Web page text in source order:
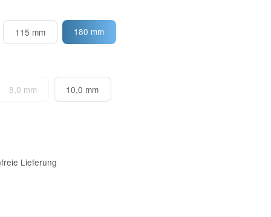
115 mm 180 mm
8,0 mm 10,0 mm
Lieferung